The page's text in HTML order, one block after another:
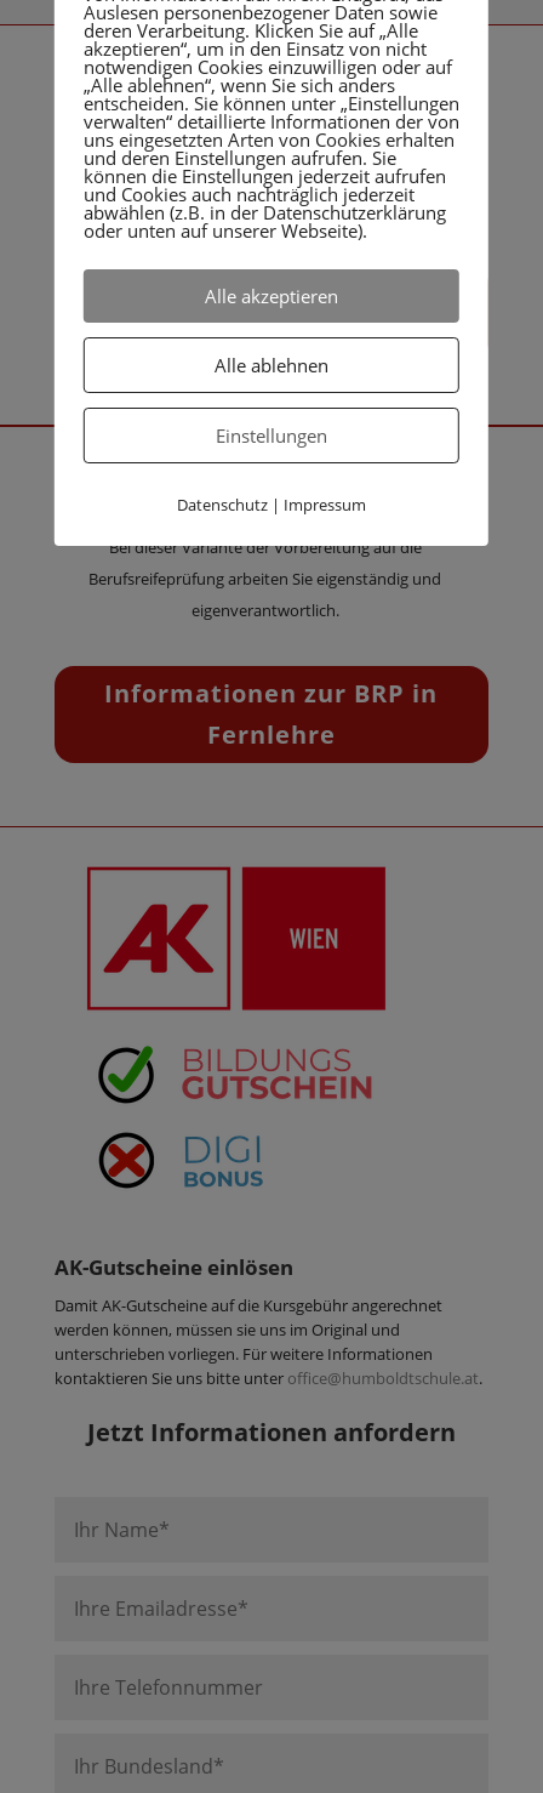
Guided E-Learning
Bei dieser Variante der Vorbereitung auf die
Berufsreifeprüfung steht der Fernlehrkurs plus zusätzliche
Betreuung zur Verfügung.
Informationen zur BRP im
Guided E-Learning
Fernlehre
Bei dieser Variante der Vorbereitung auf die
Berufsreifeprüfung arbeiten Sie eigenständig und
eigenverantwortlich.
Informationen zur BRP in
Fernlehre
AK-Gutscheine einlösen
Damit AK-Gutscheine auf die Kursgebühr angerechnet
werden können, müssen sie uns im Original und
unterschrieben vorliegen. Für weitere Informationen
kontaktieren Sie uns bitte unteroffice@humboldtschule.at.
Jetzt Informationen anfordern
Auslesen personenbezogener Daten sowie
deren Verarbeitung. Klicken Sie auf „Alle
akzeptieren“, um in den Einsatz von nicht
notwendigen Cookies einzuwilligen oder auf
„Alle ablehnen“, wenn Sie sich anders
entscheiden. Sie können unter „Einstellungen
verwalten“ detaillierte Informationen der von
uns eingesetzten Arten von Cookies erhalten
und deren Einstellungen aufrufen. Sie
können die Einstellungen jederzeit aufrufen
und Cookies auch nachträglich jederzeit
abwählen (z.B. in der Datenschutzerklärung
oder unten auf unserer Webseite).
Alle akzeptieren
Alle ablehnen
Einstellungen
Datenschutz| Impressum